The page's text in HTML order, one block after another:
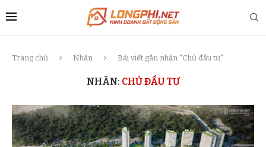
Trang chủ Nhãn Bài viết gắn nhãn "Chủ đầu tư"
NHÃN: CHỦ ĐẦU TƯ